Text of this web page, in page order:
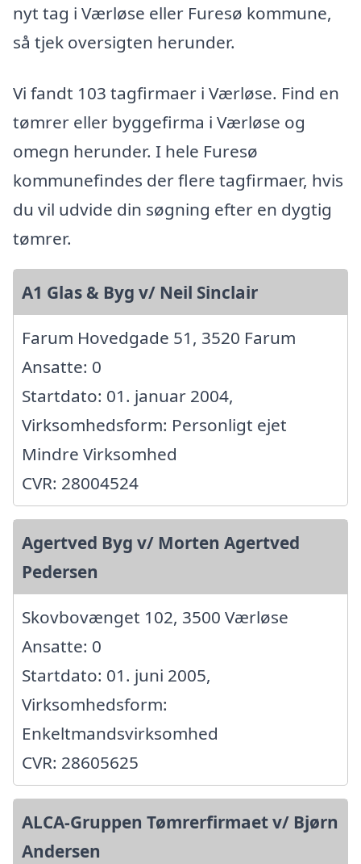
nyt tag i Værløse eller Furesø kommune,
så tjek oversigten herunder.
Vi fandt 103 tagfirmaer i Værløse. Find en
tømrer eller byggefirma i Værløse og
omegn herunder. I hele Furesø
kommunefindes der flere tagfirmaer, hvis
du vil udvide din søgning efter en dygtig
tømrer.
A1 Glas & Byg v/ Neil Sinclair
Farum Hovedgade 51, 3520 Farum
Ansatte: 0
Startdato: 01. januar 2004,
Virksomhedsform: Personligt ejet
Mindre Virksomhed
CVR: 28004524
Agertved Byg v/ Morten Agertved
Pedersen
Skovbovænget 102, 3500 Værløse
Ansatte: 0
Startdato: 01. juni 2005,
Virksomhedsform:
Enkeltmandsvirksomhed
CVR: 28605625
ALCA-Gruppen Tømrerfirmaet v/ Bjørn
Andersen